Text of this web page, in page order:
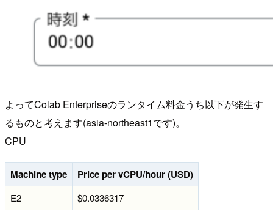
よってColab Enterpriseのランタイム料金うち以下が発生す
るものと考えます(asia-northeast1です)。
CPU
Machine type Price per vCPU/hour (USD)
E2 $0.0336317